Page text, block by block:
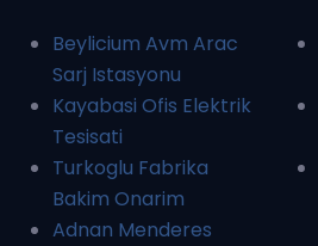
Beylicium Avm Arac
Sarj Istasyonu
Kayabasi Ofis Elektrik
Tesisati
Turkoglu Fabrika
Bakim Onarim
Adnan Menderes